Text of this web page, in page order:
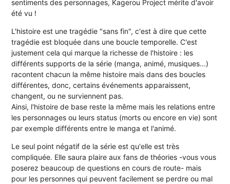
sentiments des personnages, Kagerou Project mérite d'avoir
été vu !
L'histoire est une tragédie "sans fin", c'est à dire que cette
tragédie est bloquée dans une boucle temporelle. C'est
justement cela qui marque la richesse de l'histoire : les
différents supports de la série (manga, animé, musiques...)
racontent chacun la même histoire mais dans des boucles
différentes, donc, certains événements apparaissent,
changent, ou ne surviennent pas.
Ainsi, l'histoire de base reste la même mais les relations entre
les personnages ou leurs status (morts ou encore en vie) sont
par exemple différents entre le manga et l'animé.
Le seul point négatif de la série est qu'elle est très
compliquée. Elle saura plaire aux fans de théories -vous vous
poserez beaucoup de questions en cours de route- mais
pour les personnes qui peuvent facilement se perdre ou mal